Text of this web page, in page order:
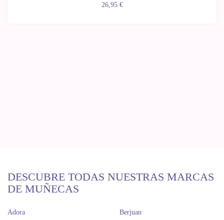
26,95 €
DESCUBRE TODAS NUESTRAS MARCAS
DE MUÑECAS
Adora
Berjuan